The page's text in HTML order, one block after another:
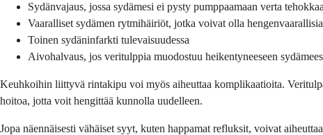
Sydän­vajaus, jossa sydämesi ei pysty pumppaamaan verta
Vaaralliset sydämen rytmihäiriöt, jotka voivat olla hengenvaarallisia
Toinen sydän­infarkti tulevaisuudessa
Aivohalvaus, jos veritulppia muodostuu heikentyneeseen
Keuhkoihin liittyvä rinta­kipu voi myös aiheuttaa komplikaatioita.
hoitoa, jotta voit hengittää kunnolla uudelleen.
Jopa näennäisesti vähäiset syyt, kuten happamat refluksit, voivat